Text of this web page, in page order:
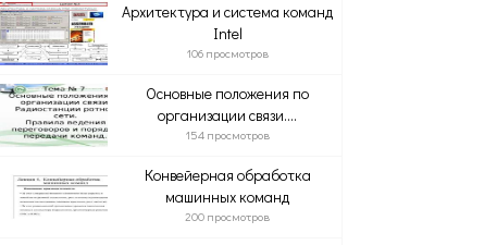
Архитектура и система команд
Intel
106 просмотров
Основные положения по
организации связи....
154 просмотров
Конвейерная обработка
машинных команд
200 просмотров